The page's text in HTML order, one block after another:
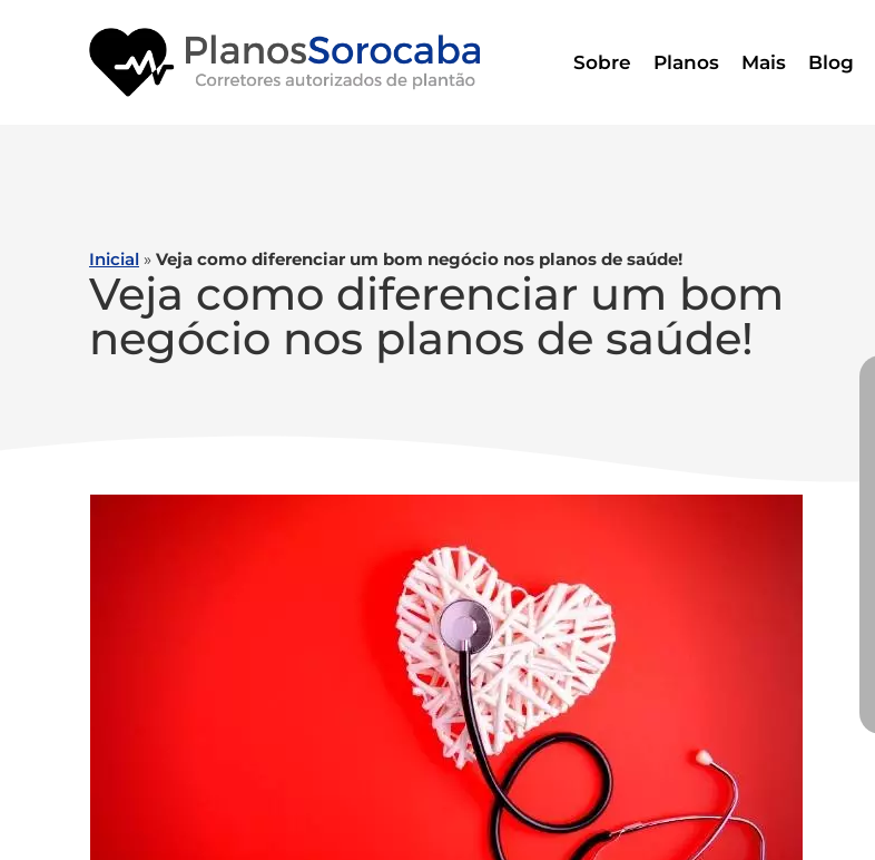
Sobre Planos Mais Blog
Inicial » Veja como diferenciar um bom negócio nos planos de saúde!
Veja como diferenciar um bom
negócio nos planos de saúde!